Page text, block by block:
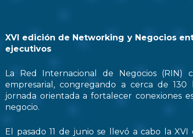
XVI edición de Networking y Negocios
ejecutivos
La Red Internacional de Negocios
empresarial, congregando a cerca de
jornada orientada a fortalecer conexiones
negocio.
El pasado 11 de junio se llevó a cabo la